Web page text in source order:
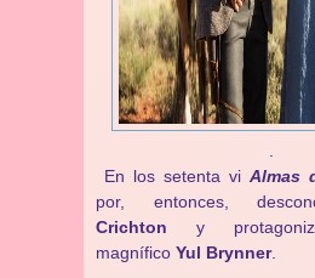
En los setenta vi Almas
por, entonces,
Crichton y
magnífico Yul Brynner.